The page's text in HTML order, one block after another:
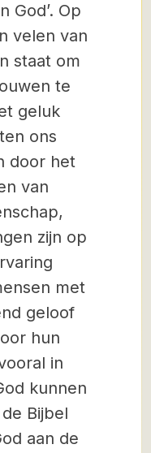
God’. Op
velen van
staat om
te
geluk
ons
door het
van
zijn op
met
geloof
hun
in
kunnen
Bijbel
aan de